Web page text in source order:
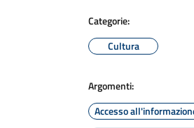
Categorie:
Cultura
Argomenti:
Accesso